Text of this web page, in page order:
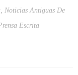
, Noticias Antiguas De
Escrita